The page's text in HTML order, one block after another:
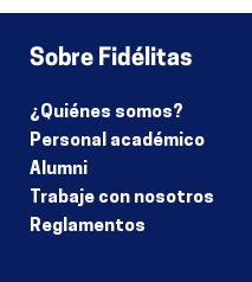
Sobre Fidélitas
¿Quiénes somos?
Personal académico
Alumni
Trabaje con nosotros
Reglamentos